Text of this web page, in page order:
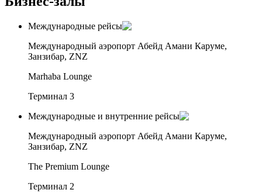
Международные рейсы
Международный аэропорт Абейд Амани Каруме,
Занзибар, ZNZ
Marhaba Lounge
Терминал 3
Международные и внутренние рейсы
Международный аэропорт Абейд Амани Каруме,
Занзибар, ZNZ
The Premium Lounge
Терминал 2